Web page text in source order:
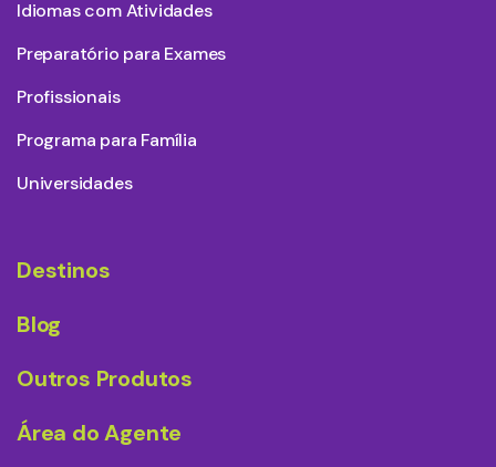
Idiomas com Atividades
Preparatório para Exames
Profissionais
Programa para Família
Universidades
Destinos
Blog
Outros Produtos
Área do Agente